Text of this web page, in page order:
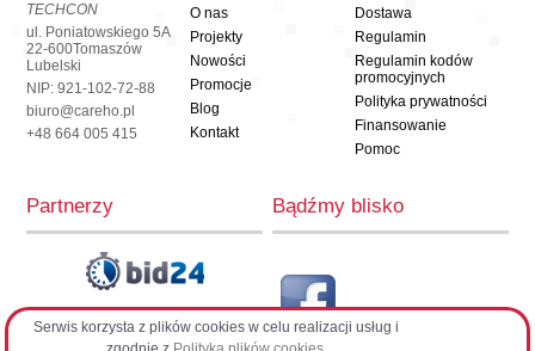
TECHCON
ul. Poniatowskiego 5A
22-600Tomaszów
Lubelski
NIP: 921-102-72-88
biuro@careho.pl
+48 664 005 415
O nas
Projekty
Nowości
Promocje
Blog
Kontakt
Dostawa
Regulamin
Regulamin kodów
promocyjnych
Polityka prywatności
Finansowanie
Pomoc
Partnerzy Bądźmy blisko
CarehoPL
Serwis korzysta z plików cookies w celu realizacji usług i